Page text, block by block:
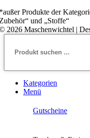
Produkte der
und „Stoffe“
2026 Maschenwichtel |
Kategorien
Menü
Gutscheine